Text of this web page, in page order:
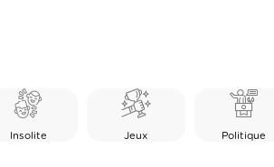
Insolite Jeux Politique